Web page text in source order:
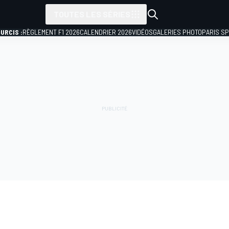
:RÈGLEMENT F1 2026CALENDRIER 2026VIDÉOSGALERIES PHOTOPARIS